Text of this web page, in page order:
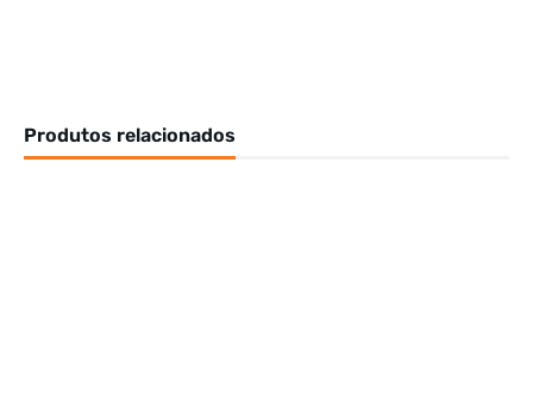
Produtos relacionados